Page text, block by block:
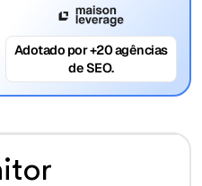
Adotado por +20 agências
de SEO.